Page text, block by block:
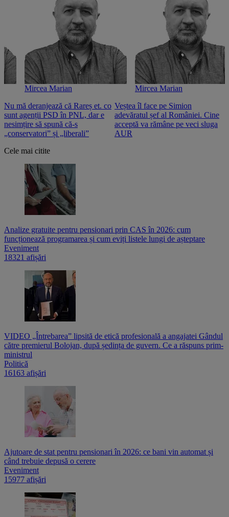
Mircea Marian
Nu mă deranjează că Rareș et. co
sunt agenții PSD în PNL, dar e
nesimțire să spună că-s
„conservatori” și „liberali”
Mircea Marian
Veștea îl face pe Simion
adevăratul șef al României. Cine
acceptă va rămâne pe veci sluga
AUR
Cele mai citite
Analize gratuite pentru pensionari prin CAS în 2026: cum
funcționează programarea și cum eviți listele lungi de așteptare
Eveniment
18321 afișări
VIDEO „Întrebarea” lipsită de etică profesională a angajatei Gândul
către premierul Bolojan, după ședința de guvern. Ce a răspuns prim-
ministrul
Politică
16163 afișări
Ajutoare de stat pentru pensionari în 2026: ce bani vin automat și
când trebuie depusă o cerere
Eveniment
15977 afișări